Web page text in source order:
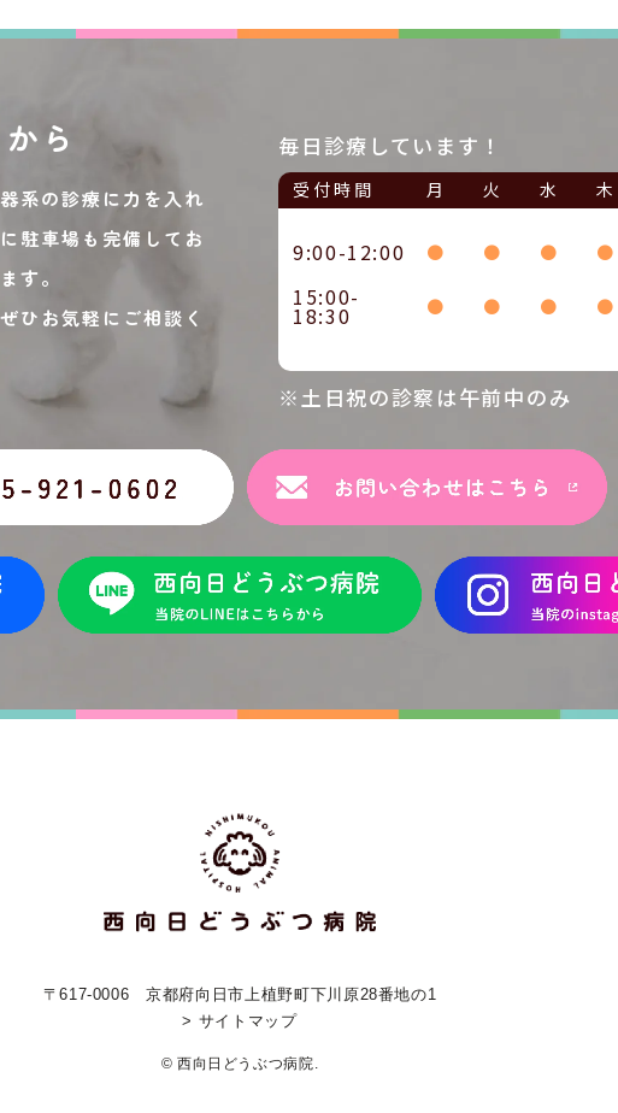
ら
系の診療に力を入れ
駐車場も完備してお
す。
ひお気軽にご相談く
毎日診療しています！
受付時間 月 火 水 木
9:00-12:00 ● ● ● ●
15:00-
18:30 ● ● ● ●
※土日祝の診察は午前中のみ
〒617-0006京都府向日市上植野町下川原28番地の1
> サイトマップ
© 西向日どうぶつ病院.